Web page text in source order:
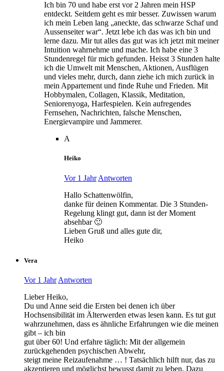
Ich bin 70 und habe erst vor 2 Jahren mein HSP
entdeckt. Seitdem geht es mir besser. Zuwissen warum
ich mein Leben lang „aneckte, das schwarze Schaf und
Aussenseiter war“. Jetzt lebe ich das was ich bin und
lerne dazu. Mir tut alles das gut was ich jetzt mit meiner
Intuition wahrnehme und mache. Ich habe eine 3
Stundenregel für mich gefunden. Heisst 3 Stunden halte
ich die Umwelt mit Menschen, Aktionen, Ausflügen
und vieles mehr, durch, dann ziehe ich mich zurück in
mein Appartement und finde Ruhe und Frieden. Mit
Hobbymalen, Collagen, Klassik, Meditation,
Seniorenyoga, Harfespielen. Kein aufregendes
Fernsehen, Nachrichten, falsche Menschen,
Energievampire und Jammerer.
A
Heiko
Vor 1 Jahr Antworten
Hallo Schattenwölfin,
danke für deinen Kommentar. Die 3 Stunden-
Regelung klingt gut, dann ist der Moment
absehbar 🙂
Lieben Gruß und alles gute dir,
Heiko
Vera
Vor 1 Jahr Antworten
Lieber Heiko,
Du und Anne seid die Ersten bei denen ich über
Hochsensibilität im Älterwerden etwas lesen kann. Es tut gut
wahrzunehmen, dass es ähnliche Erfahrungen wie die meinen
gibt – ich bin
gut über 60! Und erfahre täglich: Mit der allgemein
zurückgehenden psychischen Abwehr,
steigt meine Reizaufenahme … ! Tatsächlich hilft nur, das zu
akzeptieren und möglichst bewusst damit zu leben. Dazu